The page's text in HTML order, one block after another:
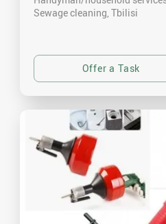
Sewage cleaning Tbilisi